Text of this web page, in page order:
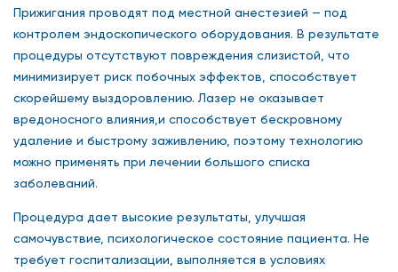
Прижигания проводят под местной анестезией — под
контролем эндоскопического оборудования. В результате
процедуры отсутствуют повреждения слизистой, что
минимизирует риск побочных эффектов, способствует
скорейшему выздоровлению. Лазер не оказывает
вредоносного влияния,и способствует бескровному
удаление и быстрому заживлению, поэтому технологию
можно применять при лечении большого списка
заболеваний.
Процедура дает высокие результаты, улучшая
самочувствие, психологическое состояние пациента. Не
требует госпитализации, выполняется в условиях